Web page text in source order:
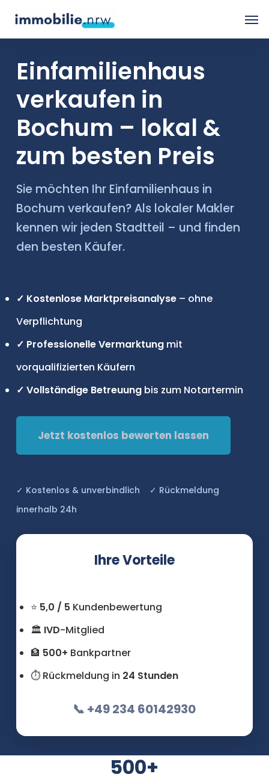
content
Einfamilienhaus
verkaufen in
Bochum – lokal &
zum besten Preis
Sie möchten Ihr Einfamilienhaus in
Bochum verkaufen? Als lokaler Makler
kennen wir jeden Stadtteil – und finden
den besten Käufer.
✓ Kostenlose Marktpreisanalyse– ohne
Verpflichtung
✓ Professionelle Vermarktungmit
vorqualifizierten Käufern
✓ Vollständige Betreuungbis zum Notartermin
Jetzt kostenlos bewerten lassen
✓ Kostenlos & unverbindlich ✓ Rückmeldung
innerhalb 24h
Ihre Vorteile
⭐ 5,0 / 5 Kundenbewertung
🏛 IVD-Mitglied
🏦 500+ Bankpartner
⏱ Rückmeldung in 24 Stunden
📞 +49 234 60142930
500+